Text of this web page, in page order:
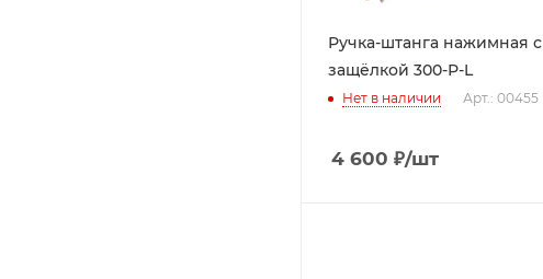
Ручка-штанга нажимная с
защёлкой 300-Р-L
Нет в наличии Арт.: 00455
4 600 ₽/шт